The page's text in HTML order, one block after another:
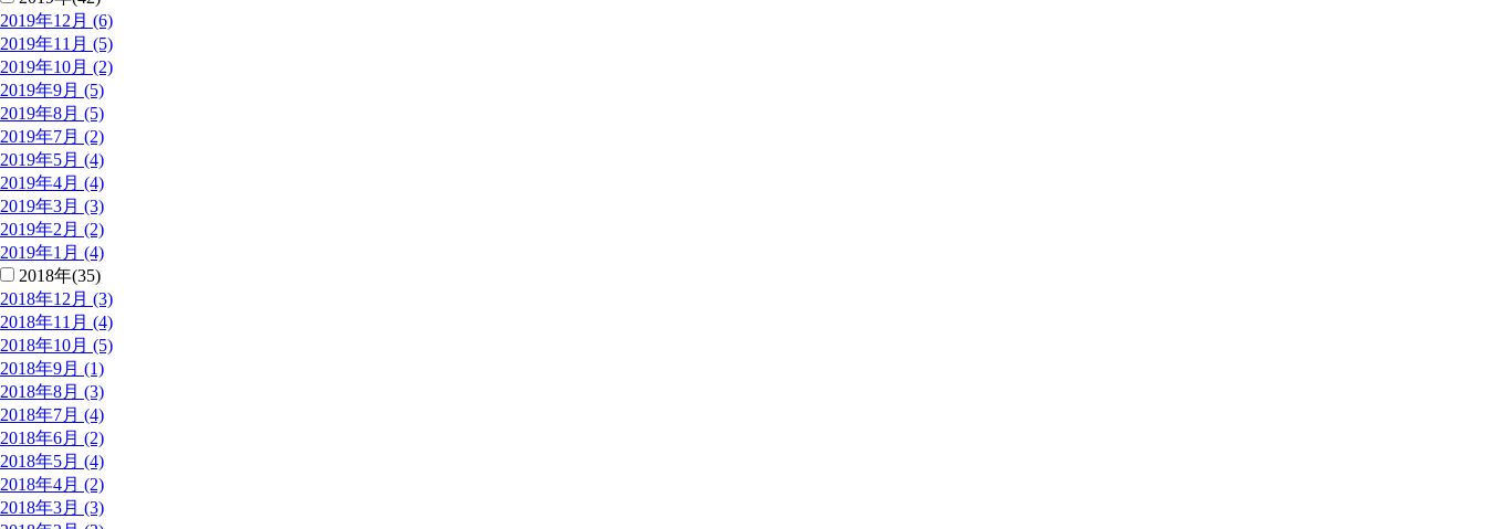
2019年12月 (6)
2019年11月 (5)
2019年10月 (2)
2019年9月 (5)
2019年8月 (5)
2019年7月 (2)
2019年5月 (4)
2019年4月 (4)
2019年3月 (3)
2019年2月 (2)
2019年1月 (4)
2018年(35)
2018年12月 (3)
2018年11月 (4)
2018年10月 (5)
2018年9月 (1)
2018年8月 (3)
2018年7月 (4)
2018年6月 (2)
2018年5月 (4)
2018年4月 (2)
2018年3月 (3)